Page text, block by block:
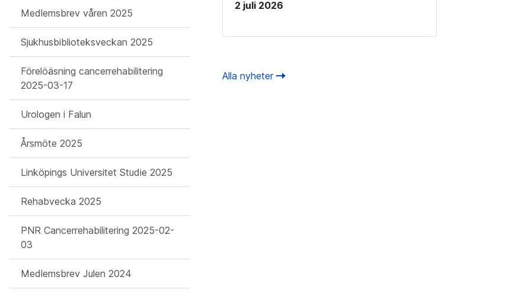
Medlemsbrev våren 2025
Sjukhusbiblioteksveckan 2025
Förelöäsning cancerrehabilitering
2025-03-17
Urologen i Falun
Årsmöte 2025
Linköpings Universitet Studie 2025
Rehabvecka 2025
PNR Cancerrehabilitering 2025-02-
03
Medlemsbrev Julen 2024
2 juli 2026
Alla nyheter